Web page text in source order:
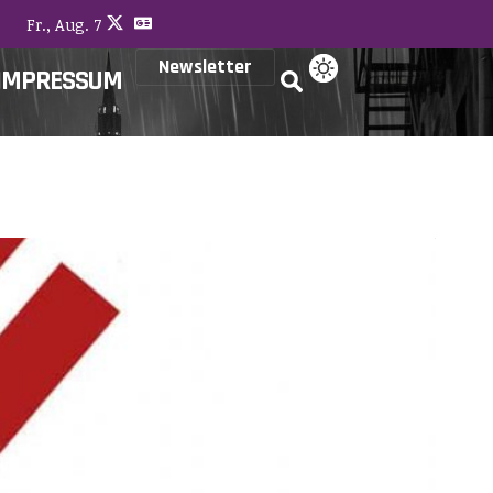
Fr., Aug. 7
Newsletter